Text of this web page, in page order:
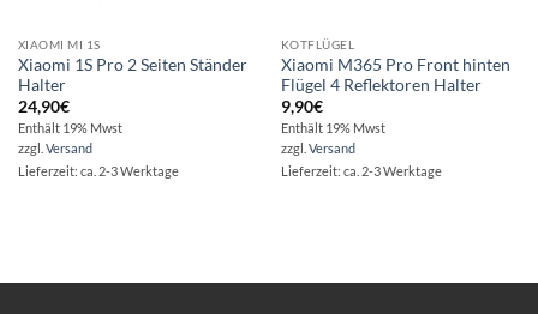
XIAOMI MI 1S
Xiaomi 1S Pro 2 Seiten Ständer
Halter
24,90€
Enthält 19% Mwst
zzgl. Versand
Lieferzeit: ca. 2-3 Werktage
KOTFLÜGEL
Xiaomi M365 Pro Front hinten
Flügel 4 Reflektoren Halter
9,90€
Enthält 19% Mwst
zzgl. Versand
Lieferzeit: ca. 2-3 Werktage